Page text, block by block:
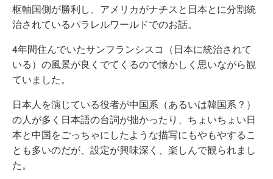
枢軸国側が勝利し、アメリカがナチスと日本とに分割統
治されているパラレルワールドでのお話。
4年間住んでいたサンフランシスコ（日本に統治されて
いる）の風景が良くでてくるので懐かしく思いながら観
ていました。
日本人を演じている役者が中国系（あるいは韓国系？）
の人が多く日本語の台詞が拙かったり、ちょいちょい日
本と中国をごっちゃにしたような描写にもやもやするこ
とも多いのだが、設定が興味深く、楽しんで観られまし
た。